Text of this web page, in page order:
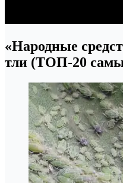
«Народные
тли (ТОП-20